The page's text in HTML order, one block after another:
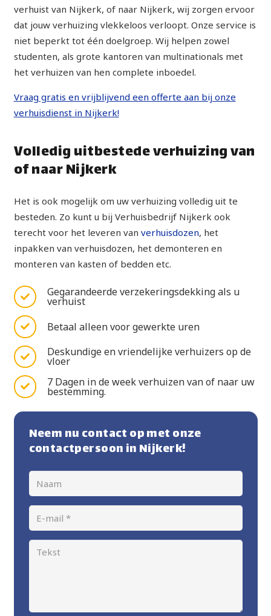
verhuist van Nijkerk, of naar Nijkerk, wij zorgen ervoor
dat jouw verhuizing vlekkeloos verloopt. Onze service is
niet beperkt tot één doelgroep. Wij helpen zowel
studenten, als grote kantoren van multinationals met
het verhuizen van hen complete inboedel.
Vraag gratis en vrijblijvend een offerte aan bij onze
verhuisdienst in Nijkerk!
Volledig uitbestede verhuizing van
of naar Nijkerk
Het is ook mogelijk om uw verhuizing volledig uit te
besteden. Zo kunt u bij Verhuisbedrijf Nijkerk ook
terecht voor het leveren van verhuisdozen, het
inpakken van verhuisdozen, het demonteren en
monteren van kasten of bedden etc.
Gegarandeerde verzekeringsdekking als u
verhuist
Betaal alleen voor gewerkte uren
Deskundige en vriendelijke verhuizers op de
vloer
7 Dagen in de week verhuizen van of naar uw
bestemming.
Neem nu contact op met onze
contactpersoon in Nijkerk!